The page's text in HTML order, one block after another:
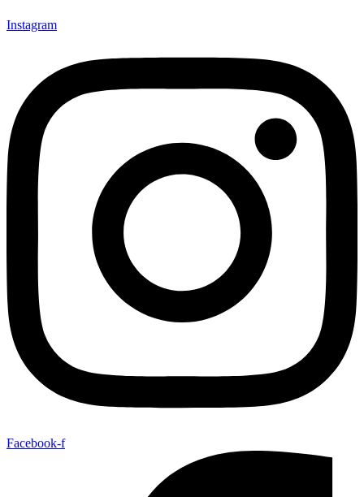
Instagram
Facebook-f